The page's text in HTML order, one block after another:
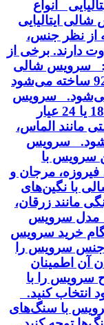
انواع
ایتالیایی
از نظر جنس،
دارند. برخی از
از: سرویس شالی
نقره: این نوع سرویس از نقره 925 ساخته می‌شود
می‌شود. سرویس
شالی طلا: این سرویس از طلای 18 یا 24 عیار
مانند الماس،
سرویس
سرویس با
مرجان و
با نگین‌های
مانند زرقان،
مدل سرویس
خرید سرویس
سرویس را
آن اطمینان
را با
کنید.
با سنگ‌های